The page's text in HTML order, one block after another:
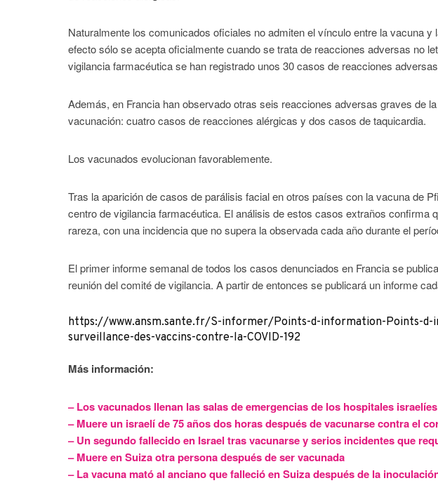
Naturalmente los comunicados oficiales no admiten el vínculo entre la vacuna
efecto sólo se acepta oficialmente cuando se trata de reacciones adversas no
vigilancia farmacéutica se han registrado unos 30 casos de reacciones
Además, en Francia han observado otras seis reacciones adversas graves de
vacunación: cuatro casos de reacciones alérgicas y dos casos de taquicardia.
Los vacunados evolucionan favorablemente.
Tras la aparición de casos de parálisis facial en otros países con la vacuna de
centro de vigilancia farmacéutica. El análisis de estos casos extraños confirma
rareza, con una incidencia que no supera la observada cada año durante el
El primer informe semanal de todos los casos denunciados en Francia se
reunión del comité de vigilancia. A partir de entonces se publicará un informe
https://www.ansm.sante.fr/S-informer/Points-d-information-Points-
surveillance-des-vaccins-contre-la-COVID-192
Más información:
– Los vacunados llenan las salas de emergencias de los hospitales israelíes
– Muere un israelí de 75 años dos horas después de vacunarse contra el
– Un segundo fallecido en Israel tras vacunarse y serios incidentes que
– Muere en Suiza otra persona después de ser vacunada
– La vacuna mató al anciano que falleció en Suiza después de la